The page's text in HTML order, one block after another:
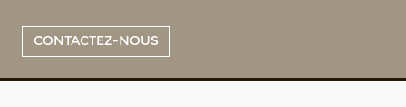
CONTACTEZ-NOUS